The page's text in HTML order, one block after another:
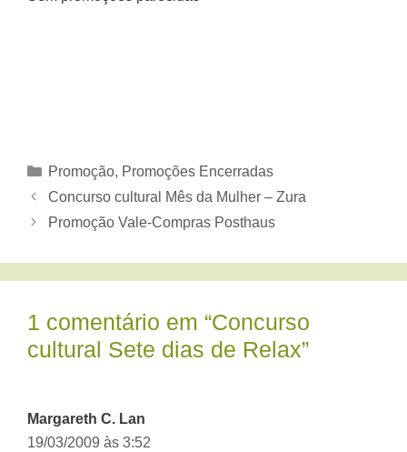
Categorias
Promoção, Promoções Encerradas
Concurso cultural Mês da Mulher – Zura
Promoção Vale-Compras Posthaus
1 comentário em “Concurso
cultural Sete dias de Relax”
Margareth C. Lan
19/03/2009 às 3:52